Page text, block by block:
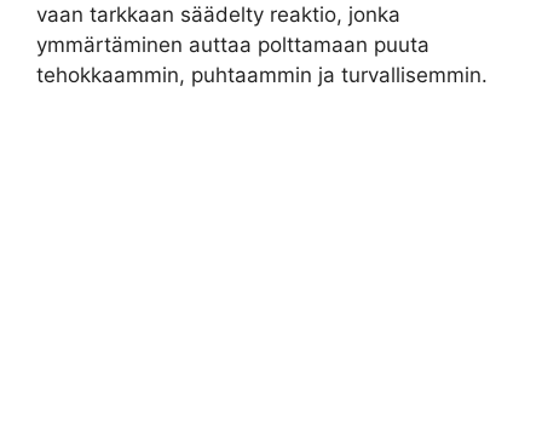
vaan tarkkaan säädelty reaktio, jonka
ymmärtäminen auttaa polttamaan puuta
tehokkaammin, puhtaammin ja turvallisemmin.